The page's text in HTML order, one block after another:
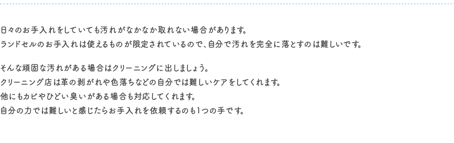
日々のお手入れをしていても汚れがなかなか取れない場合があります。
ランドセルのお手入れは使えるものが限定されているので、自分で汚れを完全に落とすのは難しいです。
そんな頑固な汚れがある場合はクリーニングに出しましょう。
クリーニング店は革の剥がれや色落ちなどの自分では難しいケアをしてくれます。
他にもカビやひどい臭いがある場合も対応してくれます。
自分の力では難しいと感じたらお手入れを依頼するのも1つの手です。